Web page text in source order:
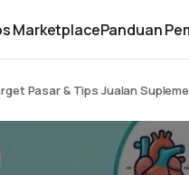
MarketplacePanduan
Pasar & Tips Jualan